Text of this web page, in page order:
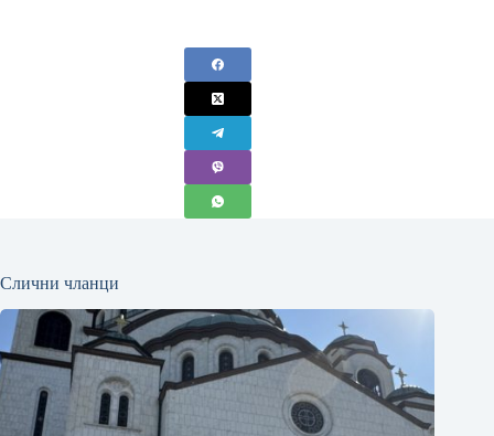
Слични чланци